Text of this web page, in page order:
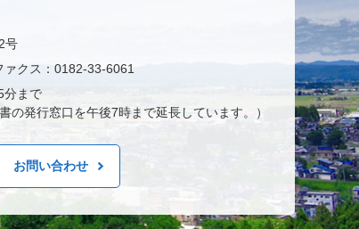
号
クス：0182-33-6061
分まで
の発行窓口を午後7時まで延長しています。）
お問い合わせ